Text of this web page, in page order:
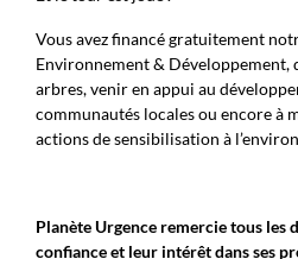
Vous avez financé gratuitement
Environnement & Développement,
arbres, venir en appui au
communautés locales ou encoreà
actions de sensibilisation à
Planète Urgence remercie tous les
confiance et leur intérêt dans ses